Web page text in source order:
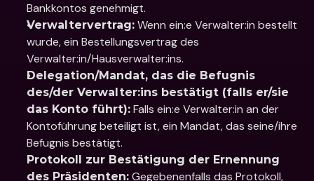
Bankkontos genehmigt.
Verwaltervertrag: Wenn ein:e Verwalter:in bestellt
wurde, ein Bestellungsvertrag des
Verwalter:in/Hausverwalter:ins.
Delegation/Mandat, das die Befugnis
des/der Verwalter:ins bestätigt (falls er/sie
das Konto führt): Falls ein:e Verwalter:in an der
Kontoführung beteiligt ist, ein Mandat, das seine/ihre
Befugnis bestätigt.
Protokoll zur Bestätigung der Ernennung
des Präsidenten: Gegebenenfalls das Protokoll,